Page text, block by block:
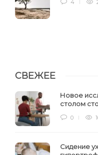
4
СВЕЖЕЕ
Новое
столом
0
Сидение